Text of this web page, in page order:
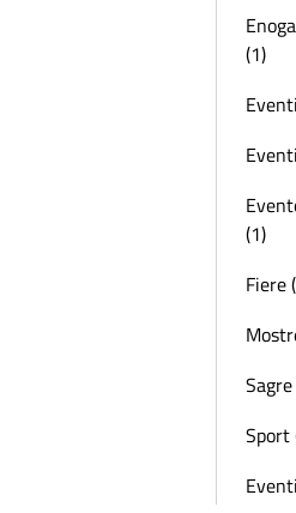
(1)
(1)
Fiere
Sport